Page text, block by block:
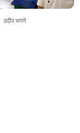
प्रदीप भणगे